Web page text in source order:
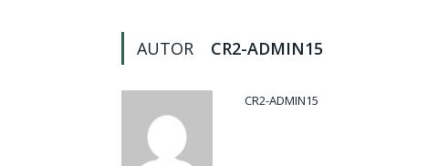
AUTOR CR2-ADMIN15
CR2-ADMIN15